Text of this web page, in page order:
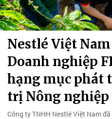
Nestlé Việt
Doanh nghiệp
hạng mục phát
trị Nông nghiệp
Công ty TNHH Nestlé Việt Nam